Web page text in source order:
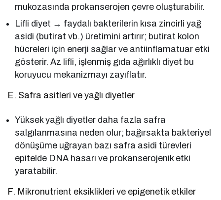
mukozasında prokanserojen çevre oluşturabilir.
Lifli diyet → faydalı bakterilerin kısa zincirli yağ
asidi (butirat vb.) üretimini artırır; butirat kolon
hücreleri için enerji sağlar ve antiinflamatuar etki
gösterir. Az lifli, işlenmiş gıda ağırlıklı diyet bu
koruyucu mekanizmayı zayıflatır.
E. Safra asitleri ve yağlı diyetler
Yüksek yağlı diyetler daha fazla safra
salgılanmasına neden olur; bağırsakta bakteriyel
dönüşüme uğrayan bazı safra asidi türevleri
epitelde DNA hasarı ve prokanserojenik etki
yaratabilir.
F. Mikronutrient eksiklikleri ve epigenetik etkiler